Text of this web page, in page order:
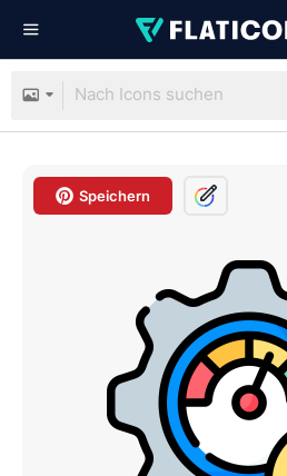
Speichern